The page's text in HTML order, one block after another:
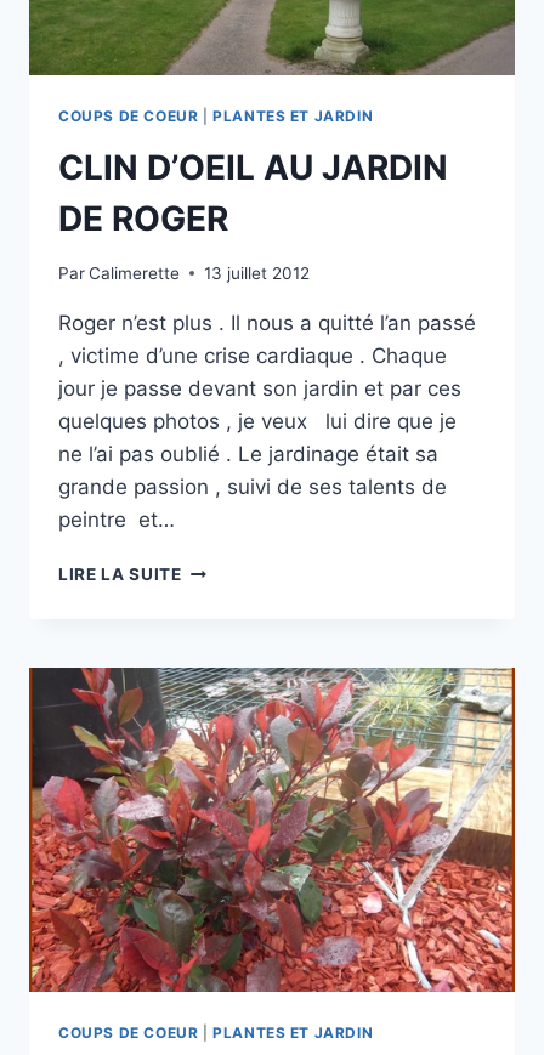
COUPS DE COEUR |PLANTES ET JARDIN
CLIN D’OEIL AU JARDIN
DE ROGER
ParCalimerette 13 juillet 2012
Roger n’est plus . Il nous a quitté l’an passé
, victime d’une crise cardiaque . Chaque
jour je passe devant son jardin et par ces
quelques photos , je veux lui dire que je
ne l’ai pas oublié . Le jardinage était sa
grande passion , suivi de ses talents de
peintre et…
LIRE LA SUITECLIN
DE
ROGER
COUPS DE COEUR |PLANTES ET JARDIN